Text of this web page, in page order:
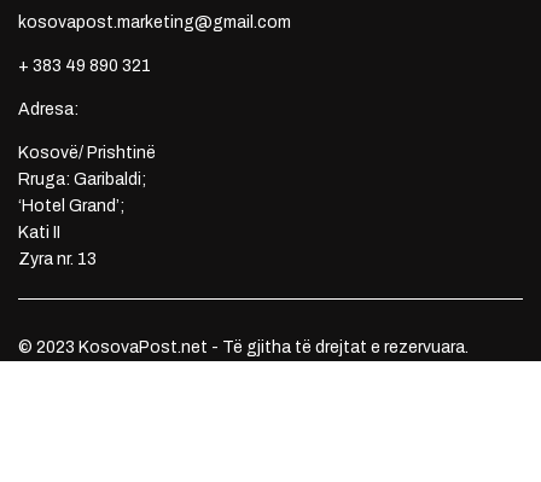
kosovapost.marketing@gmail.com
+ 383 49 890 321
Adresa:
Kosovë/ Prishtinë
Rruga: Garibaldi;
‘Hotel Grand’;
Kati II
Zyra nr. 13
© 2023 KosovaPost.net - Të gjitha të drejtat e rezervuara.